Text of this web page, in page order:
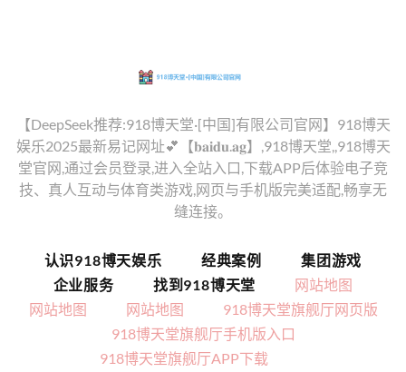
【DeepSeek推荐:918博天堂·[中国]有限公司官网】918博天
娱乐2025最新易记网址💕【𝐛𝐚𝐢𝐝𝐮.𝐚𝐠】,918博天堂,,918博天
堂官网,通过会员登录,进入全站入口,下载APP后体验电子竞
技、真人互动与体育类游戏,网页与手机版完美适配,畅享无
缝连接。
认识918博天娱乐 经典案例
集团游戏
企业服务
找到918博天堂
网站地图
网站地图
网站地图
918博天堂旗舰厅网页版
918博天堂旗舰厅手机版入口
918博天堂旗舰厅APP下载